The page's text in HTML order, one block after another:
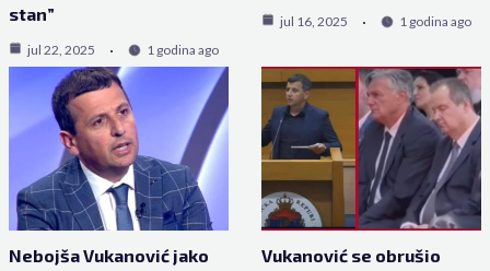
stan”
jul 22, 2025 1 godina ago
jul 16, 2025 1 godina ago
Nebojša Vukanović jako
Vukanović se obrušio